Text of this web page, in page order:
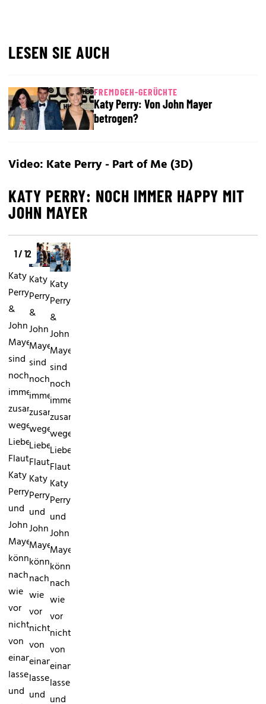
LESEN SIE AUCH
FREMDGEH-GERÜCHTE
Katy Perry: Von John Mayer
betrogen?
Video: Kate Perry - Part of Me (3D)
KATY PERRY: NOCH IMMER HAPPY MIT
JOHN MAYER
1 / 12
Katy
Perry
&
John
Mayer
sind
noch
immer
zusammenVon
wegen
Liebes-
Flaute!
Katy
Perry
und
John
Mayer
können
nach
wie
vor
nicht
von
einander
lassen
und
Katy
Perry
&
John
Mayer
sind
noch
immer
zusammenVon
wegen
Liebes-
Flaute!
Katy
Perry
und
John
Mayer
können
nach
wie
vor
nicht
von
einander
lassen
und
Katy
Perry
&
John
Mayer
sind
noch
immer
zusammenVon
wegen
Liebes-
Flaute!
Katy
Perry
und
John
Mayer
können
nach
wie
vor
nicht
von
einander
lassen
und